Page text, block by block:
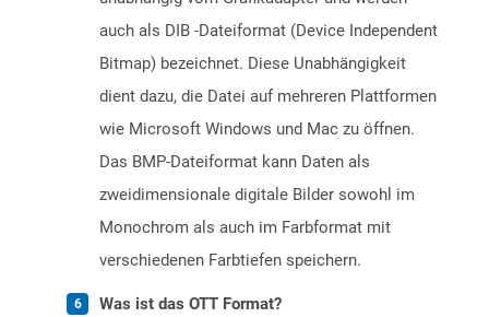
auch als DIB -Dateiformat (Device Independent
Bitmap) bezeichnet. Diese Unabhängigkeit
dient dazu, die Datei auf mehreren Plattformen
wie Microsoft Windows und Mac zu öffnen.
Das BMP-Dateiformat kann Daten als
zweidimensionale digitale Bilder sowohl im
Monochrom als auch im Farbformat mit
verschiedenen Farbtiefen speichern.
Was ist das OTT Format?